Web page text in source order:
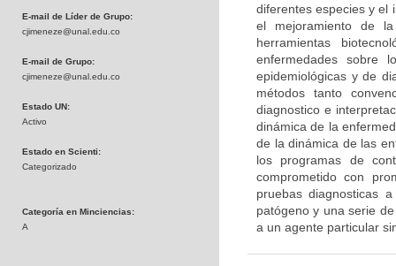
E-mail de Líder de Grupo:
cjimeneze@unal.edu.co
E-mail de Grupo:
cjimeneze@unal.edu.co
Estado UN:
Activo
Estado en Scienti:
Categorizado
Categoría en Minciencias:
A
diferentes especies y el
el mejoramiento de
herramientas
enfermedades sobre
epidemiológicas y de
métodos tanto
diagnostico e
dinámica de la
de la dinámica de las
los programas de
comprometido con
pruebas diagnosticas
patógeno y una serie
a un agente particular